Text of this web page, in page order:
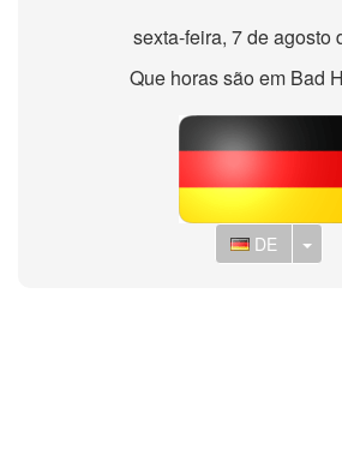
sexta-feira, 7 de agosto
Que horas são em Bad
DE